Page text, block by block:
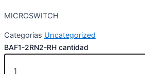
MICROSWITCH
Categorias Uncategorized
BAF1-2RN2-RH cantidad